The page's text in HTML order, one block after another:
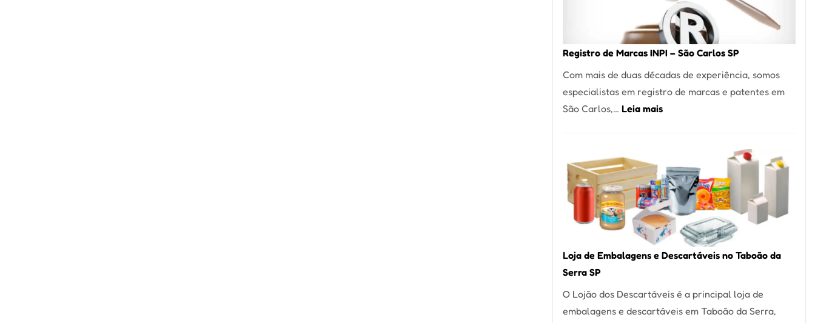
Culinária
Italiana
do
Itaim
Registro de Marcas INPI – São Carlos SP
Com mais de duas décadas de experiência, somos
especialistas em registro de marcas e patentes em
São Carlos,… Leia mais:
INPI
–
São
Carlos
SP
Loja de Embalagens e Descartáveis no Taboão da
Serra SP
O Lojão dos Descartáveis é a principal loja de
embalagens e descartáveis em Taboão da Serra,